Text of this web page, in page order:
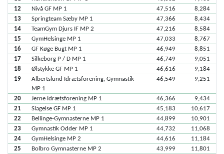
12
Nivå GF MP 1 47,516
8,284
13
Springteam Sæby MP 1 47,366
8,434
14
TeamGym Djurs IF MP 2 47,216
8,584
15
GymHelsinge MP 1 47,033
8,767
16
GF Køge Bugt MP 1 46,949
8,851
17
Silkeborg P / D MP 1 46,749
9,051
18
Ølstykke GF MP 1 46,616
9,184
19
Albertslund Idrætsforening, Gymnastik
MP 1
46,549 9,251
20 Jerne Idrætsforening MP 1 46,366
9,434
21
Slagelse GF MP 1 45,183
10,617
22
Bellinge-Gymnasterne MP 1 44,899
10,901
23
Gymnastik Odder MP 1 44,732
11,068
24
GymHelsinge MP 2 44,616
11,184
25
Bolbro Gymnasterne MP 2 43,999
11,801